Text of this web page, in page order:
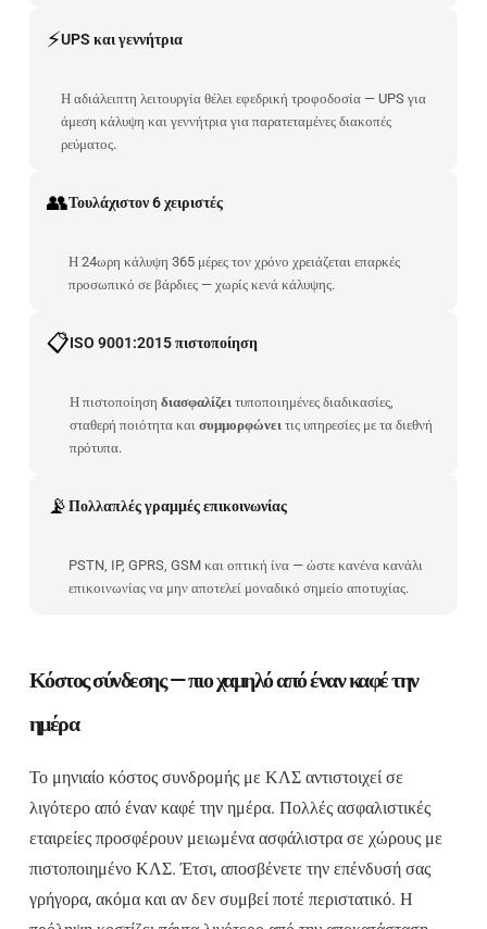
⚡UPS και γεννήτρια
Η αδιάλειπτη λειτουργία θέλει εφεδρική τροφοδοσία — UPS για
άμεση κάλυψη και γεννήτρια για παρατεταμένες διακοπές
ρεύματος.
👥Τουλάχιστον 6 χειριστές
Η 24ωρη κάλυψη 365 μέρες τον χρόνο χρειάζεται επαρκές
προσωπικό σε βάρδιες — χωρίς κενά κάλυψης.
📋ISO 9001:2015 πιστοποίηση
Η πιστοποίηση διασφαλίζειτυποποιημένες διαδικασίες,
σταθερή ποιότητα και συμμορφώνειτις υπηρεσίες με τα διεθνή
πρότυπα.
📡Πολλαπλές γραμμές επικοινωνίας
PSTN, IP, GPRS, GSM και οπτική ίνα — ώστε κανένα κανάλι
επικοινωνίας να μην αποτελεί μοναδικό σημείο αποτυχίας.
Κόστος σύνδεσης — πιο χαμηλό από έναν καφέ την
ημέρα
Το μηνιαίο κόστος συνδρομής με ΚΛΣ αντιστοιχεί σε
λιγότερο από έναν καφέ την ημέρα. Πολλές ασφαλιστικές
εταιρείες προσφέρουν μειωμένα ασφάλιστρα σε χώρους με
πιστοποιημένο ΚΛΣ. Έτσι, αποσβένετε την επένδυσή σας
γρήγορα, ακόμα και αν δεν συμβεί ποτέ περιστατικό. Η